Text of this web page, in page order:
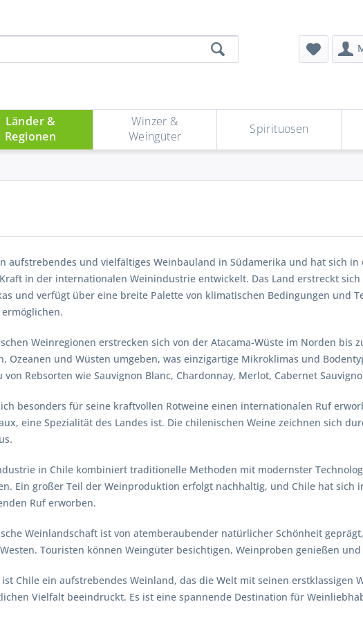
Länder &
Regionen
Winzer &
Weingüter
Spirituosen
aufstrebendes und vielfältiges Weinbauland in Südamerika und hat sich
in der internationalen Weinindustrie entwickelt. Das Land erstreckt
und verfügt über eine breite Palette von klimatischen Bedingungen und
Weinregionen erstrecken sich von der Atacama-Wüste im Norden bis
Ozeanen und Wüsten umgeben, was einzigartige Mikroklimas und
von Rebsorten wie Sauvignon Blanc, Chardonnay, Merlot, Cabernet
besonders für seine kraftvollen Rotweine einen internationalen Ruf
eine Spezialität des Landes ist. Die chilenischen Weine zeichnen sich
in Chile kombiniert traditionelle Methoden mit modernster
Ein großer Teil der Weinproduktion erfolgt nachhaltig, und Chile hat sich
Ruf erworben.
Weinlandschaft ist von atemberaubender natürlicher Schönheit
Touristen können Weingüter besichtigen, Weinproben genießen
ist Chile ein aufstrebendes Weinland, das die Welt mit seinen erstklassigen
Vielfalt beeindruckt. Es ist eine spannende Destination für